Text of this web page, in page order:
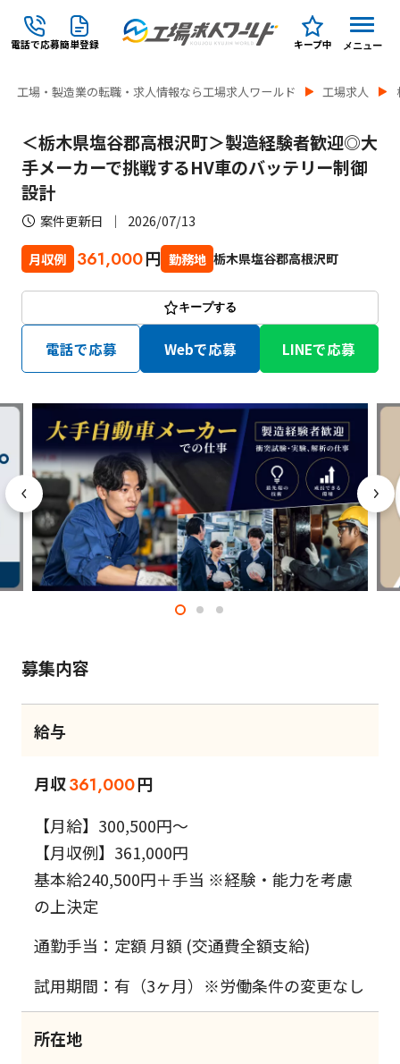
電話で応募簡単登録 キープ中 メニュー
工場・製造業の転職・求人情報なら工場求人ワールド 工場求人
＜栃木県塩谷郡高根沢町＞製造経験者歓迎◎大
手メーカーで挑戦するHV車のバッテリー制御
設計
案件更新日 2026/07/13
月収例 361,000円 勤務地 栃木県塩谷郡高根沢町
キープする
電話で応募 Webで応募 LINEで応募
募集内容
給与
月収361,000円
【月給】300,500円～
【月収例】361,000円
基本給240,500円＋手当 ※経験・能力を考慮
の上決定
通勤手当：定額 月額 (交通費全額支給)
試用期間：有（3ヶ月）※労働条件の変更なし
所在地